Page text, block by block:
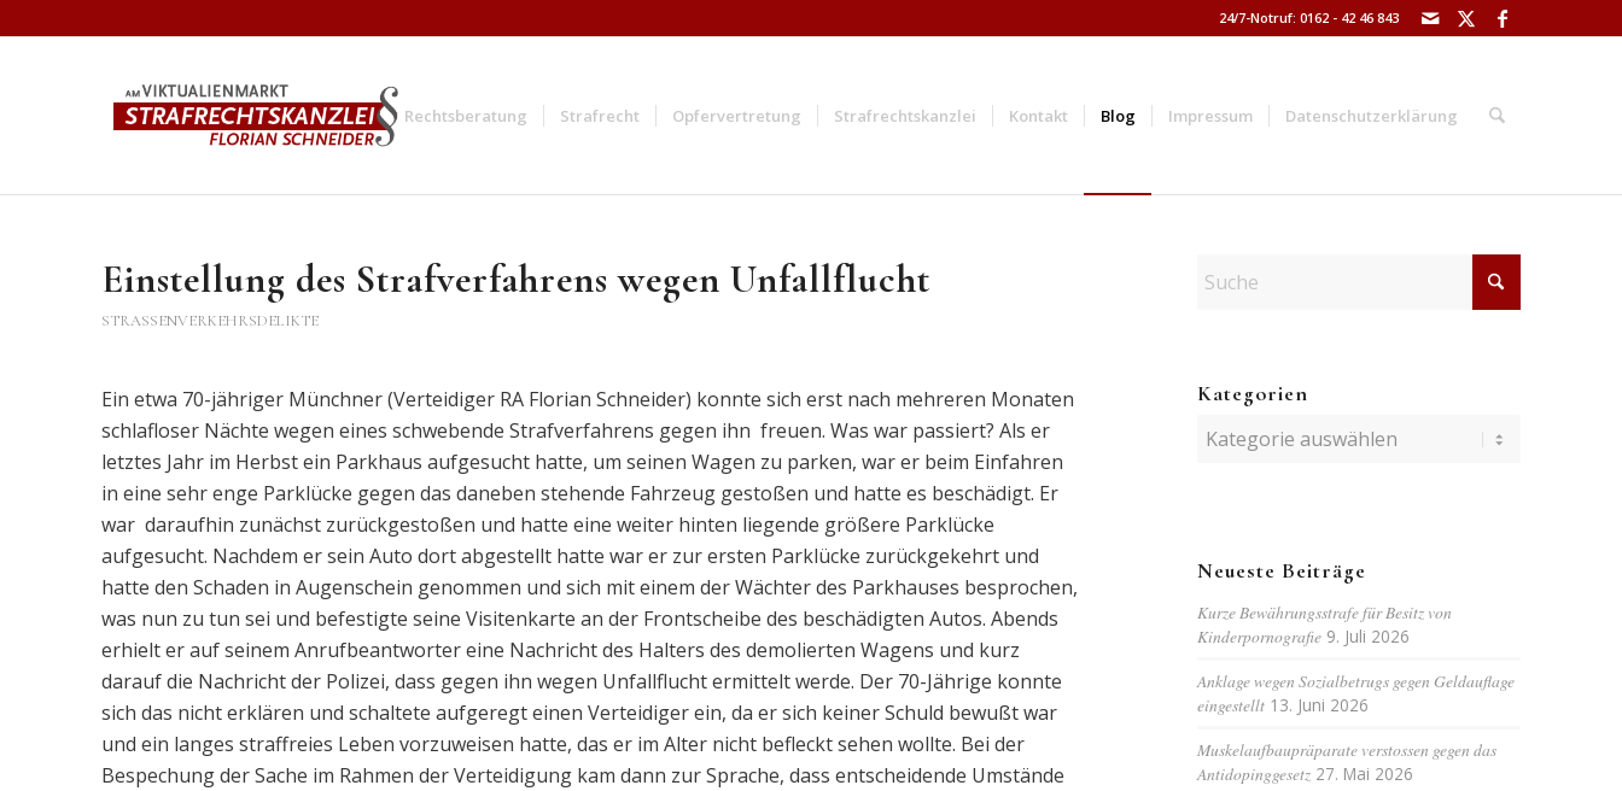
24/7-Notruf: 0162 - 42 46 843
Rechtsberatung Strafrecht Opfervertretung Strafrechtskanzlei Kontakt Blog Impressum Datenschutzerklärung
Einstellung des Strafverfahrens wegen Unfallflucht
STRASSENVERKEHRSDELIKTE
Ein etwa 70-jähriger Münchner (Verteidiger RA Florian Schneider) konnte sich erst nach mehreren Monaten
schlafloser Nächte wegen eines schwebende Strafverfahrens gegen ihn freuen. Was war passiert? Als er
letztes Jahr im Herbst ein Parkhaus aufgesucht hatte, um seinen Wagen zu parken, war er beim Einfahren
in eine sehr enge Parklücke gegen das daneben stehende Fahrzeug gestoßen und hatte es beschädigt. Er
war daraufhin zunächst zurückgestoßen und hatte eine weiter hinten liegende größere Parklücke
aufgesucht. Nachdem er sein Auto dort abgestellt hatte war er zur ersten Parklücke zurückgekehrt und
hatte den Schaden in Augenschein genommen und sich mit einem der Wächter des Parkhauses besprochen,
was nun zu tun sei und befestigte seine Visitenkarte an der Frontscheibe des beschädigten Autos. Abends
erhielt er auf seinem Anrufbeantworter eine Nachricht des Halters des demolierten Wagens und kurz
darauf die Nachricht der Polizei, dass gegen ihn wegen Unfallflucht ermittelt werde. Der 70-Jährige konnte
sich das nicht erklären und schaltete aufgeregt einen Verteidiger ein, da er sich keiner Schuld bewußt war
und ein langes straffreies Leben vorzuweisen hatte, das er im Alter nicht befleckt sehen wollte. Bei der
Bespechung der Sache im Rahmen der Verteidigung kam dann zur Sprache, dass entscheidende Umstände
Kategorien
Kategorien
Neueste Beiträge
Kurze Bewährungsstrafe für Besitz von
Kinderpornografie 9. Juli 2026
Anklage wegen Sozialbetrugs gegen Geldauflage
eingestellt 13. Juni 2026
Muskelaufbaupräparate verstossen gegen das
Antidopinggesetz 27. Mai 2026